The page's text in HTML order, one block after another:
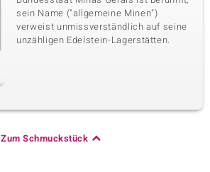
sein Name ("allgemeine Minen")
verweist unmissverständlich auf seine
unzähligen Edelstein-Lagerstätten.
Zum Schmuckstück